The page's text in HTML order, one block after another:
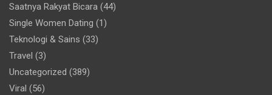
Saatnya Rakyat Bicara (44)
Single Women Dating (1)
Teknologi & Sains (33)
Travel (3)
Uncategorized (389)
Viral (56)